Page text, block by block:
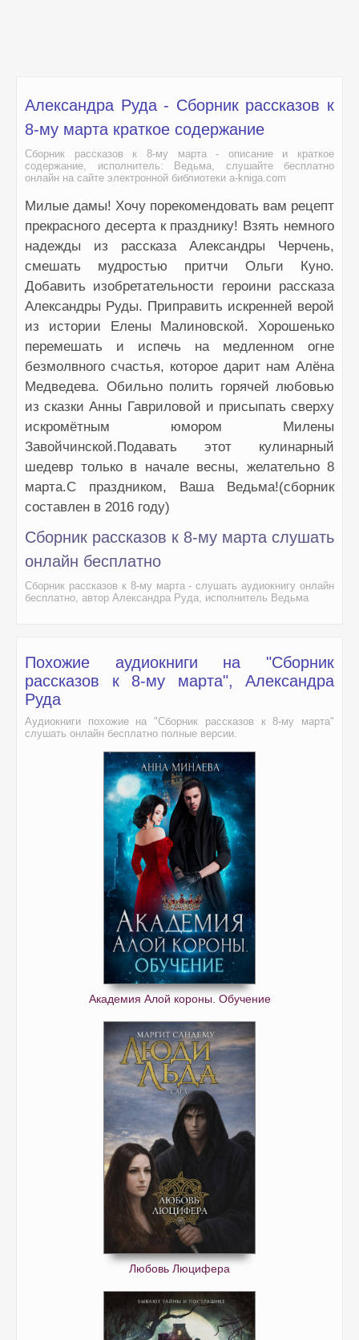
Александра Руда - Сборник рассказов к
8-му марта краткое содержание
Сборник рассказов к 8-му марта - описание и краткое
содержание, исполнитель: Ведьма, слушайте бесплатно
онлайн на сайте электронной библиотеки a-kniga.com
Милые дамы! Хочу порекомендовать вам рецепт
прекрасного десерта к празднику! Взять немного
надежды из рассказа Александры Черчень,
смешать мудростью притчи Ольги Куно.
Добавить изобретательности героини рассказа
Александры Руды. Приправить искренней верой
из истории Елены Малиновской. Хорошенько
перемешать и испечь на медленном огне
безмолвного счастья, которое дарит нам Алёна
Медведева. Обильно полить горячей любовью
из сказки Анны Гавриловой и присыпать сверху
искромётным юмором Милены
Завойчинской.Подавать этот кулинарный
шедевр только в начале весны, желательно 8
марта.С праздником, Ваша Ведьма!(сборник
составлен в 2016 году)
Сборник рассказов к 8-му марта слушать
онлайн бесплатно
Сборник рассказов к 8-му марта - слушать аудиокнигу онлайн
бесплатно, автор Александра Руда, исполнитель Ведьма
Похожие аудиокниги на "Сборник
рассказов к 8-му марта", Александра
Руда
Аудиокниги похожие на "Сборник рассказов к 8-му марта"
слушать онлайн бесплатно полные версии.
Академия Алой короны. Обучение
Любовь Люцифера